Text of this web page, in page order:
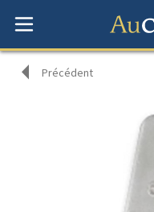
Précédent